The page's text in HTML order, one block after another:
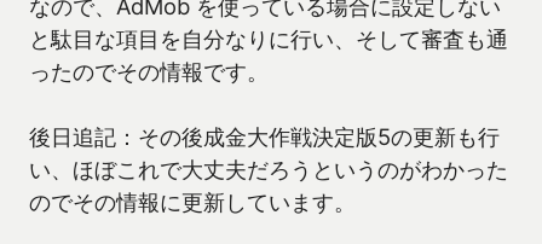
なので、AdMob を使っている場合に設定しない
と駄目な項目を自分なりに行い、そして審査も通
ったのでその情報です。
後日追記：その後成金大作戦決定版5の更新も行
い、ほぼこれで大丈夫だろうというのがわかった
のでその情報に更新しています。